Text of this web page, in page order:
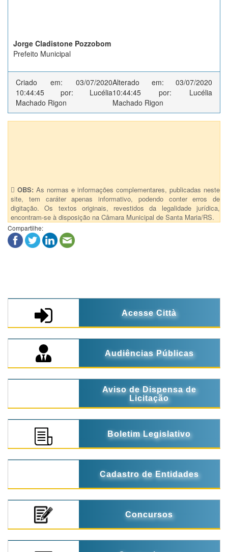
Jorge Cladistone Pozzobom
Prefeito Municipal
Criado em: 03/07/2020
10:44:45 por: Lucélia
Machado Rigon
Alterado em: 03/07/2020
10:44:45 por: Lucélia
Machado Rigon
OBS: As normas e informações complementares, publicadas neste
site, tem caráter apenas informativo, podendo conter erros de
digitação. Os textos originais, revestidos da legalidade jurídica,
encontram-se à disposição na Câmara Municipal de Santa Maria/RS.
Compartilhe:
Acesse Città
Audiências Públicas
Aviso de Dispensa de
Licitação
Boletim Legislativo
Cadastro de Entidades
Concursos